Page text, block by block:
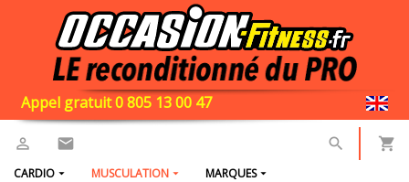
Appel gratuit 0 805 13 00 47
CARDIO MUSCULATION MARQUES